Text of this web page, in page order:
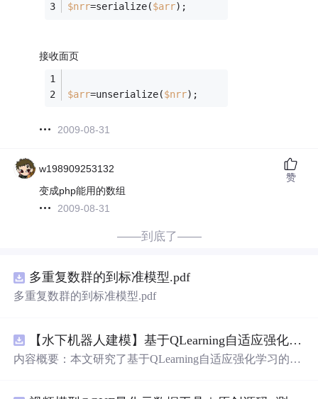
$nrr=serialize($arr);
接收面页
$arr=unserialize($nrr);
2009-08-31
w198909253132
变成php能用的数组
2009-08-31
赞
——到底了——
多重复数群的到标准模型.pdf
多重复数群的到标准模型.pdf
【水下机器人建模】基于QLearning自适应强化学习PID控制器在AUV中的应用研究（Matlab代码实现）
内容概要：本文研究了基于QLearning自适应强化学习的PI